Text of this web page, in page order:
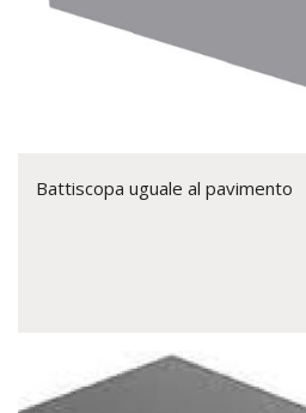
Battiscopa uguale al pavimento